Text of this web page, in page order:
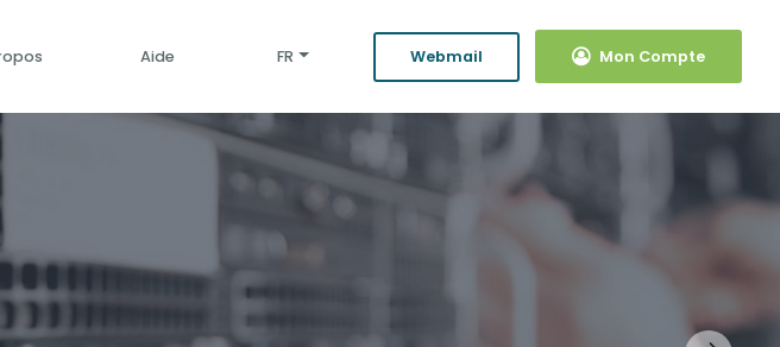
Aide FR Webmail Mon Compte